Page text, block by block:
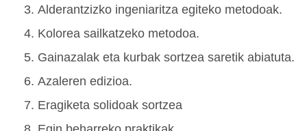
Alderantzizko ingeniaritza egiteko metodoak.
Kolorea sailkatzeko metodoa.
Gainazalak eta kurbak sortzea saretik abiatuta.
Azaleren edizioa.
Eragiketa solidoak sortzea